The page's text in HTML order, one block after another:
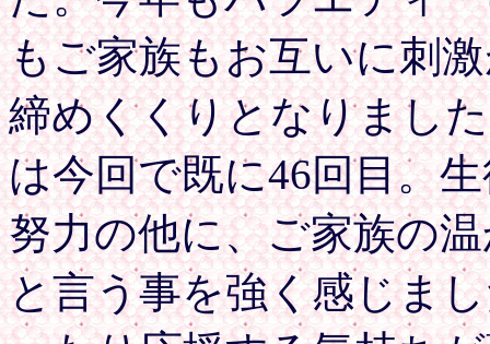
もご家族もお互いに刺
締めくくりとなりまし
は今回で既に46回目。
努力の他に、ご家族の
と言う事を強く感じま